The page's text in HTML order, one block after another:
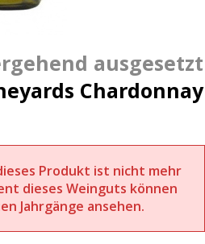
Chardonnay
Produkt ist nicht mehr
dieses Weinguts können
Jahrgänge ansehen.